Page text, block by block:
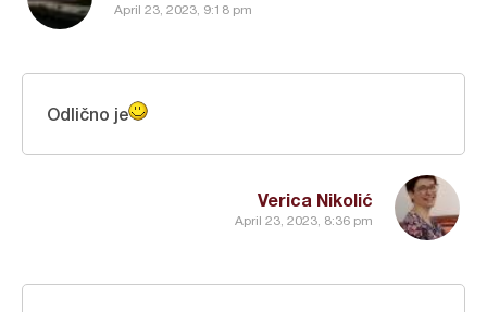
April 23, 2023, 9:18 pm
Verica Nikolić
April 23, 2023, 8:36 pm
Odlično je